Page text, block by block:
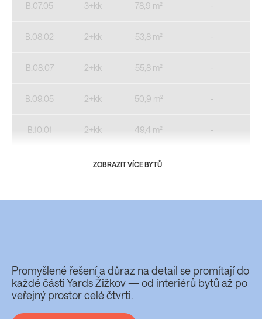
B.07.05 3+kk 78,9 m² -
B.08.02 2+kk 53,8 m² -
B.08.07 2+kk 55,8 m² -
B.09.05 2+kk 50,9 m² -
B.10.01 2+kk 49,4 m² -
ZOBRAZIT VÍCE BYTŮ
Standardy
Promyšlené řešení a důraz na detail se promítají do
každé části Yards Žižkov — od interiérů bytů až po
veřejný prostor celé čtvrti.